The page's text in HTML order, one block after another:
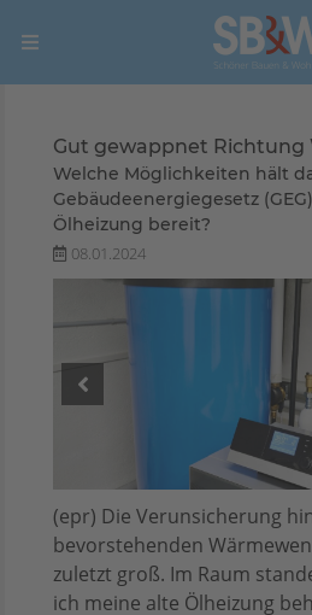
Gut gewappnet Richtung
Welche Möglichkeiten hält
Gebäudeenergiegesetz
Ölheizung bereit?
08.01.2024
(epr) Die Verunsicherung
bevorstehenden
zuletzt groß. Im Raum
ich meine alte Ölheizung